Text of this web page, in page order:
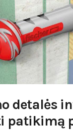
detalės
patikimą